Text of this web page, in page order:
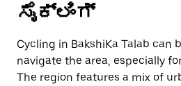
ಸೈಕ್ಲಿಂಗ್
Cycling in BakshiKa Talab can
navigate the area, especially
The region features a mix of